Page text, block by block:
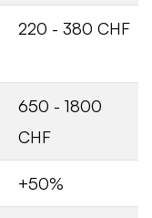
220 - 380 CHF
650 - 1800
CHF
+50%